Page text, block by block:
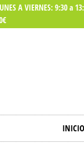
A VIERNES: 9:30 a
INICIO